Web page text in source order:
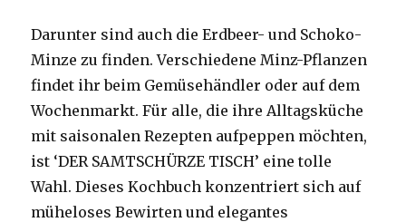
Darunter sind auch die Erdbeer- und Schoko-
Minze zu finden. Verschiedene Minz-Pflanzen
findet ihr beim Gemüsehändler oder auf dem
Wochenmarkt. Für alle, die ihre Alltagsküche
mit saisonalen Rezepten aufpeppen möchten,
ist ‘DER SAMTSCHÜRZE TISCH’ eine tolle
Wahl. Dieses Kochbuch konzentriert sich auf
müheloses Bewirten und elegantes